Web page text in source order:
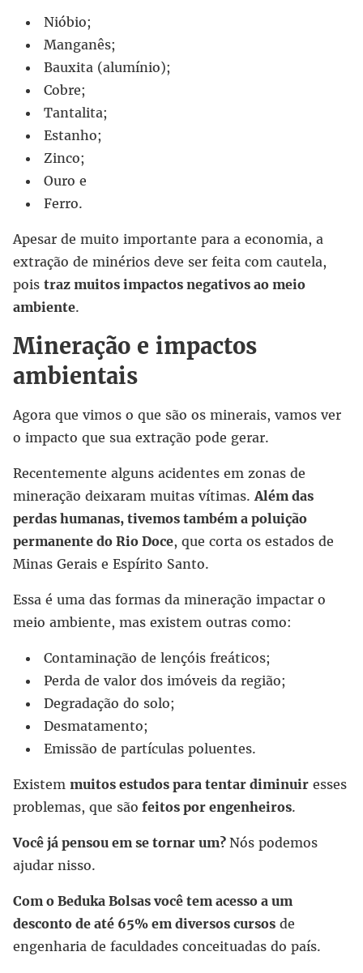
Nióbio;
Manganês;
Bauxita (alumínio);
Cobre;
Tantalita;
Estanho;
Zinco;
Ouro e
Ferro.
Apesar de muito importante para a economia, a
extração de minérios deve ser feita com cautela,
pois traz muitos impactos negativos ao meio
ambiente.
Mineração e impactos
ambientais
Agora que vimos o que são os minerais, vamos ver
o impacto que sua extração pode gerar.
Recentemente alguns acidentes em zonas de
mineração deixaram muitas vítimas.Além das
perdas humanas, tivemos também a poluição
permanente do Rio Doce, que corta os estados de
Minas Gerais e Espírito Santo.
Essa é uma das formas da mineração impactar o
meio ambiente, mas existem outras como:
Contaminação de lençóis freáticos;
Perda de valor dos imóveis da região;
Degradação do solo;
Desmatamento;
Emissão de partículas poluentes.
Existem muitos estudos para tentar diminuir esses
problemas, que são feitos por engenheiros.
Você já pensou em se tornar um? Nós podemos
ajudar nisso.
Com o Beduka Bolsas você tem acesso a um
desconto de até 65% em diversos cursos de
engenharia de faculdades conceituadas do país.